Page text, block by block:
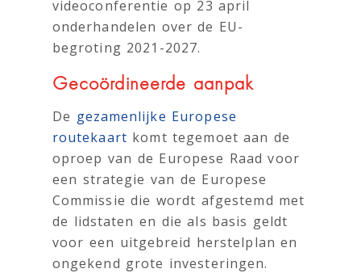
videoconferentie op 23 april
onderhandelen over de EU-
begroting 2021-2027.
Gecoördineerde aanpak
De gezamenlijke Europese
routekaart komt tegemoet aan de
oproep van de Europese Raad voor
een strategie van de Europese
Commissie die wordt afgestemd met
de lidstaten en die als basis geldt
voor een uitgebreid herstelplan en
ongekend grote investeringen.